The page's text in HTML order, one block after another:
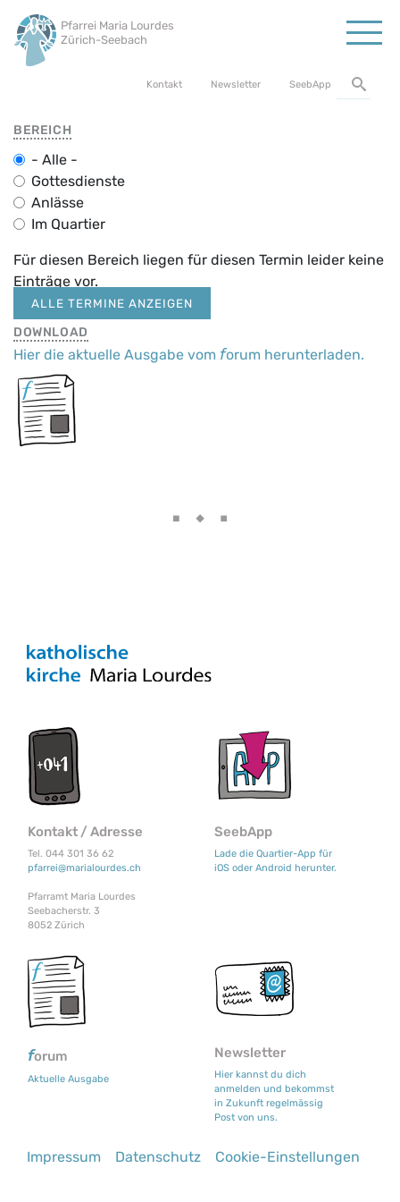
Pfarrei Maria Lourdes
Zürich-Seebach
Top Service Menu
Kontakt Newsletter SeebApp
BEREICH
- Alle -
Gottesdienste
Anlässe
Im Quartier
Für diesen Bereich liegen für diesen Termin leider keine
Einträge vor.
ALLE TERMINE ANZEIGEN
DOWNLOAD
Hier die aktuelle Ausgabe vom forum herunterladen.
Kontakt / Adresse
Tel. 044 301 36 62
pfarrei@marialourdes.ch
Pfarramt Maria Lourdes
Seebacherstr. 3
8052 Zürich
SeebApp
Lade die Quartier-App für
iOS oder Android herunter.
forum
Aktuelle Ausgabe
Newsletter
Hier kannst du dich
anmelden und bekommst
in Zukunft regelmässig
Post von uns.
Fußzeile
Impressum Datenschutz Cookie-Einstellungen